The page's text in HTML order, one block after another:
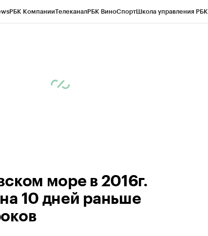
РБК КомпанииТелеканалРБК ВиноСпортШкола управления РБК
море в 2016г.
10 дней раньше